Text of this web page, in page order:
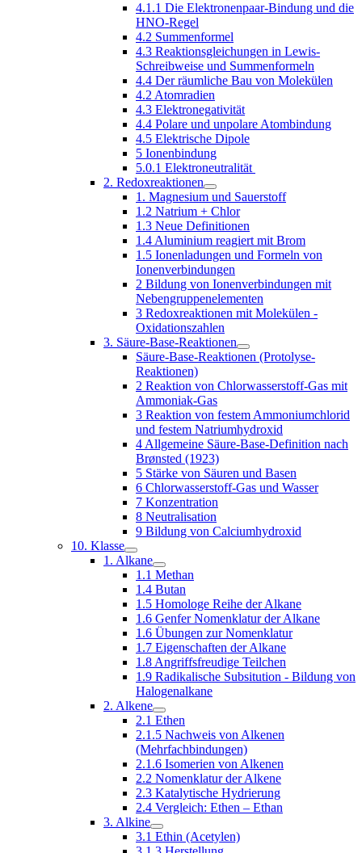
4.1.1 Die Elektronenpaar-Bindung und die
HNO-Regel
4.2 Summenformel
4.3 Reaktionsgleichungen in Lewis-
Schreibweise und Summenformeln
4.4 Der räumliche Bau von Molekülen
4.2 Atomradien
4.3 Elektronegativität
4.4 Polare und unpolare Atombindung
4.5 Elektrische Dipole
5 Ionenbindung
5.0.1 Elektroneutralität
2. Redoxreaktionen
1. Magnesium und Sauerstoff
1.2 Natrium + Chlor
1.3 Neue Definitionen
1.4 Aluminium reagiert mit Brom
1.5 Ionenladungen und Formeln von
Ionenverbindungen
2 Bildung von Ionenverbindungen mit
Nebengruppenelementen
3 Redoxreaktionen mit Molekülen -
Oxidationszahlen
3. Säure-Base-Reaktionen
Säure-Base-Reaktionen (Protolyse-
Reaktionen)
2 Reaktion von Chlorwasserstoff-Gas mit
Ammoniak-Gas
3 Reaktion von festem Ammoniumchlorid
und festem Natriumhydroxid
4 Allgemeine Säure-Base-Definition nach
Brønsted (1923)
5 Stärke von Säuren und Basen
6 Chlorwasserstoff-Gas und Wasser
7 Konzentration
8 Neutralisation
9 Bildung von Calciumhydroxid
10. Klasse
1. Alkane
1.1 Methan
1.4 Butan
1.5 Homologe Reihe der Alkane
1.6 Genfer Nomenklatur der Alkane
1.6 Übungen zur Nomenklatur
1.7 Eigenschaften der Alkane
1.8 Angriffsfreudige Teilchen
1.9 Radikalische Subsitution - Bildung von
Halogenalkane
2. Alkene
2.1 Ethen
2.1.5 Nachweis von Alkenen
(Mehrfachbindungen)
2.1.6 Isomerien von Alkenen
2.2 Nomenklatur der Alkene
2.3 Katalytische Hydrierung
2.4 Vergleich: Ethen – Ethan
3. Alkine
3.1 Ethin (Acetylen)